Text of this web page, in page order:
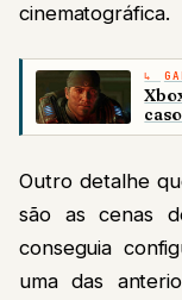
cinematográfica.
Outro detalhe
são as cenas
conseguia
uma das